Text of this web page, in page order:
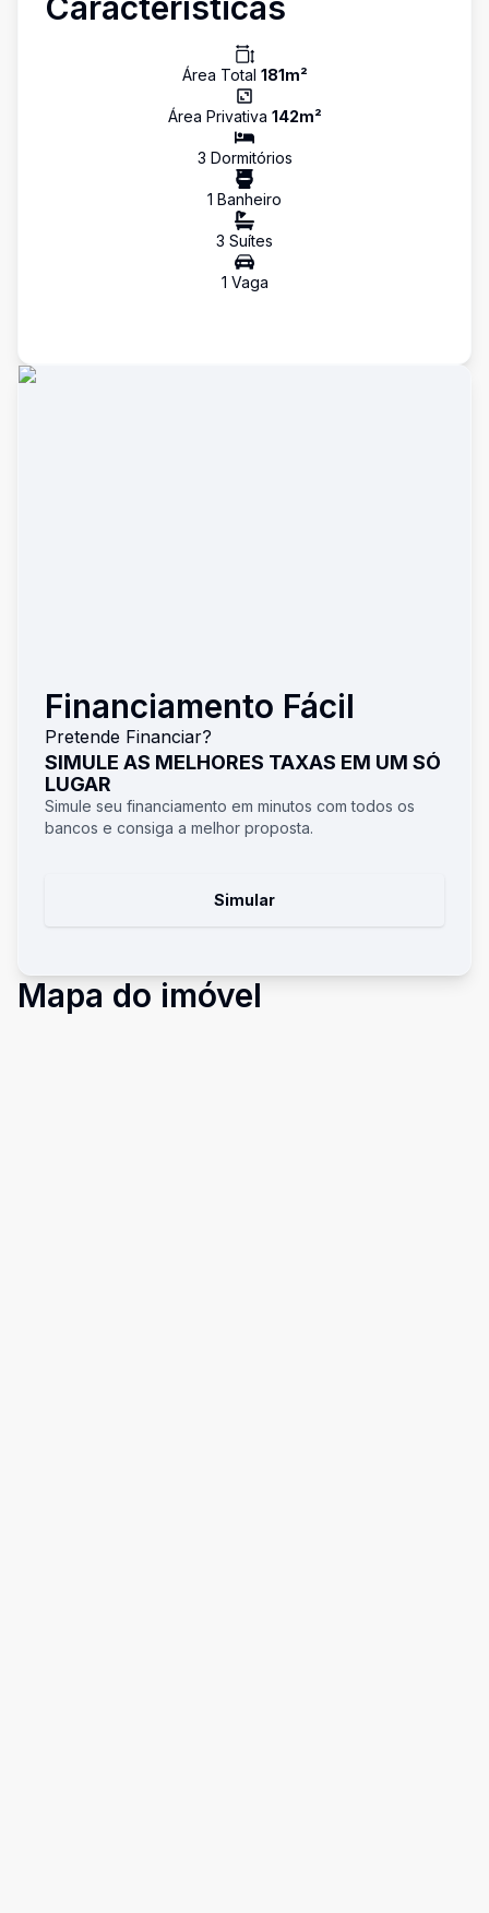
Área Total 181m²
Área Privativa 142m²
3 Dormitórios
1 Banheiro
3 Suítes
1 Vaga
Financiamento Fácil
Pretende Financiar?
SIMULE AS MELHORES TAXAS EM UM SÓ
LUGAR
Simule seu financiamento em minutos com todos os
bancos e consiga a melhor proposta.
Simular
Mapa do imóvel